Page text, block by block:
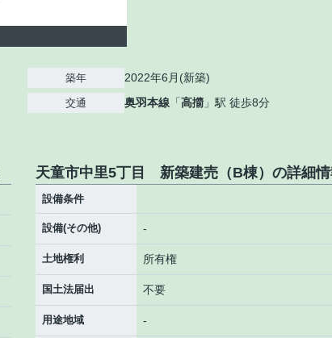
築年 2022年6月(新築)
交通 奥羽本線 「高擶 」駅 徒歩8分
天童市中里5丁目 新築建売（B棟）の詳細情
設備条件
設備(その他) -
土地権利 所有権
国土法届出 不要
用途地域 -